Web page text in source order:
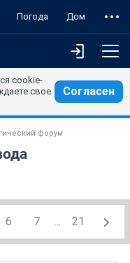
Погода Дом
cookie-
свое
Согласен
форум
6 7 ... 21